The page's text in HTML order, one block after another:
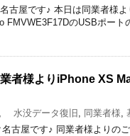
古屋です♪ 本日は同業者様
FMVWE3F17DのUSBポート
者様よりiPhone XS
, 水没データ復旧 , 同業者様,
古屋です♪ 同業者様よりの